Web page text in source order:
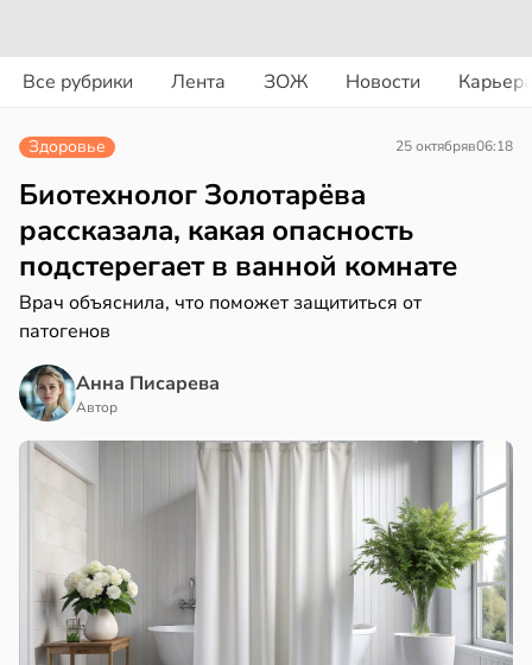
Все рубрики Лента ЗОЖ Новости
в13:55
Здоровье 25 октябряв06:18
Биотехнолог Золотарёва
рассказала, какая опасность
подстерегает в ванной комнате
Врач объяснила, что поможет защититься от
патогенов
Анна Писарева
Автор
16:23